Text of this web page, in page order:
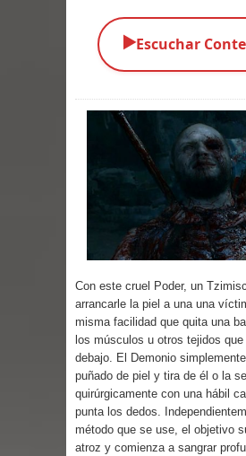
Parte 05: Los
Parte 04: Oídos
Parte 02: Vuelve el
Parte 01: El Comienzo
Parte 01: El Enemigo
Exaltados y Muertos
Los Muertos se
Los Monstruos más
Parte 09: Los Muertos
Cuentos
▶️Escuchar
Con este cruel Poder, un
arrancarle la piel a una una
misma facilidad que quita una
los músculos u otros tejidos que
debajo. El Demonio
puñado de piel y tira de él o la
quirúrgicamente con una hábil
punta los dedos.
método que se use, el objetivo
atroz y comienza a sangrar